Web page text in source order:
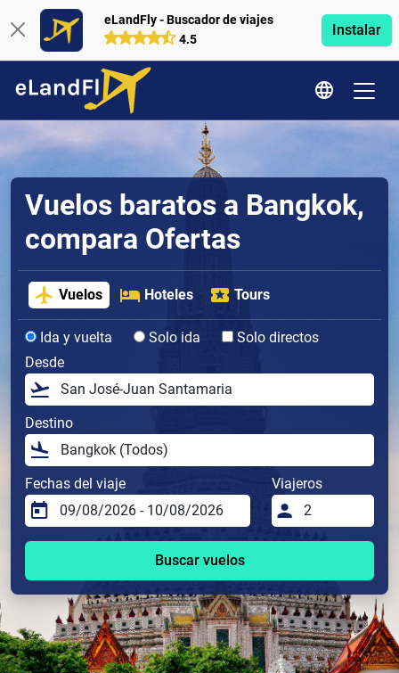
eLandFly - Buscador de viajes
4.5
Instalar
Vuelos baratos a Bangkok,
compara Ofertas
Vuelos Hoteles Tours
Ida y vuelta Solo ida
Solo directos
Desde
Destino
Fechas del viaje Viajeros
Buscar vuelos